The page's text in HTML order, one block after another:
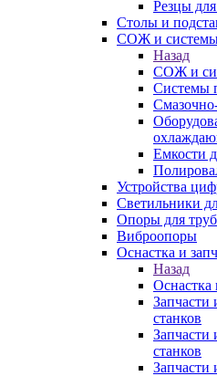
Резцы
Столы и
СОЖ и системы
Назад
СОЖ и
Системы
Емкости
Устройства
Светильники
Опоры для труб
Виброопоры
Оснастка и
Назад
Оснастка
Запчасти
станков
Запчасти
станков
Запчасти